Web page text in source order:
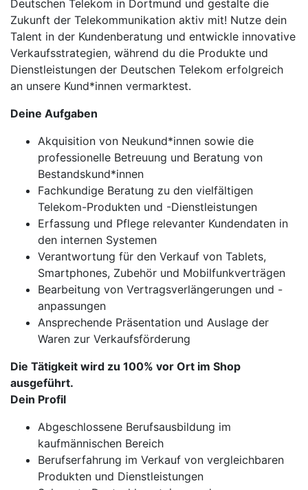
Deutschen Telekom in Dortmund und gestalte die
Zukunft der Telekommunikation aktiv mit! Nutze dein
Talent in der Kundenberatung und entwickle innovative
Verkaufsstrategien, während du die Produkte und
Dienstleistungen der Deutschen Telekom erfolgreich
an unsere Kund*innen vermarktest.
Deine Aufgaben
Akquisition von Neukund*innen sowie die
professionelle Betreuung und Beratung von
Bestandskund*innen
Fachkundige Beratung zu den vielfältigen
Telekom-Produkten und -Dienstleistungen
Erfassung und Pflege relevanter Kundendaten in
den internen Systemen
Verantwortung für den Verkauf von Tablets,
Smartphones, Zubehör und Mobilfunkverträgen
Bearbeitung von Vertragsverlängerungen und -
anpassungen
Ansprechende Präsentation und Auslage der
Waren zur Verkaufsförderung
Die Tätigkeit wird zu 100% vor Ort im Shop
ausgeführt.
Dein Profil
Abgeschlossene Berufsausbildung im
kaufmännischen Bereich
Berufserfahrung im Verkauf von vergleichbaren
Produkten und Dienstleistungen